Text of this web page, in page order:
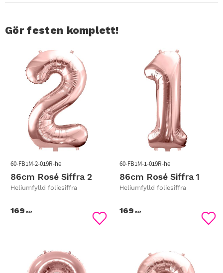
Gör festen komplett!
86cm Rosé Siffra 2
Heliumfylld foliesiffra
60-FB1M-2-019R-he
169 KR
Lägg till i favoriter
86cm Rosé Siffra 1
Heliumfylld foliesiffra
60-FB1M-1-019R-he
169 KR